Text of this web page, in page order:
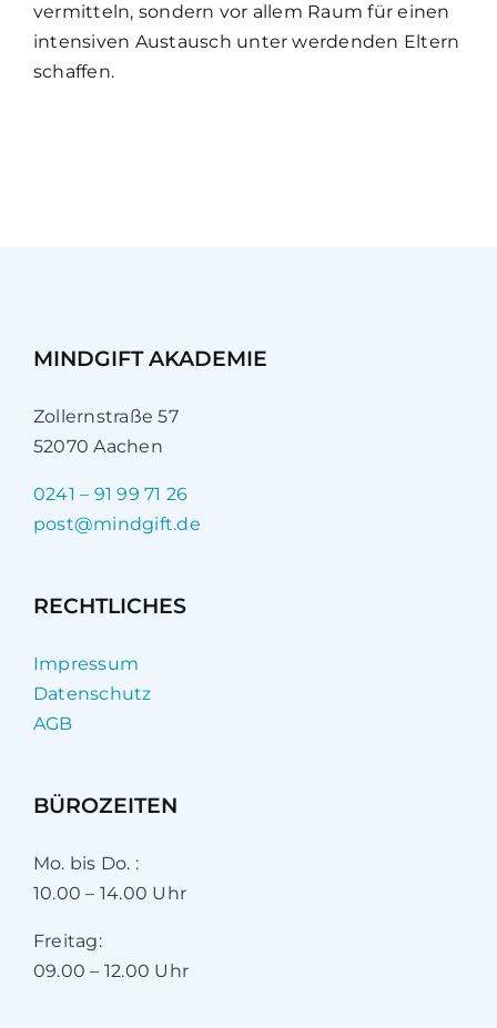
vermitteln, sondern vor allem Raum für einen
intensiven Austausch unter werdenden Eltern
schaffen.
MINDGIFT AKADEMIE
Zollernstraße 57
52070 Aachen
0241 – 91 99 71 26
post@mindgift.de
RECHTLICHES
Impressum
Datenschutz
AGB
BÜROZEITEN
Mo. bis Do. :
10.00 – 14.00 Uhr
Freitag:
09.00 – 12.00 Uhr